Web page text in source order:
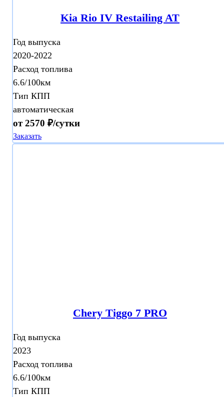
Kia Rio IV Restailing AT
Год выпуска
2020-2022
Расход топлива
6.6/100км
Тип КПП
автоматическая
от 2570 ₽/сутки
Заказать
Chery Tiggo 7 PRO
Год выпуска
2023
Расход топлива
6.6/100км
Тип КПП